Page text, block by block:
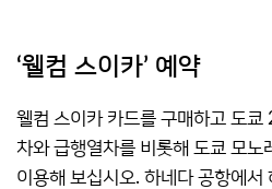
‘웰컴 스이카’ 예약
웰컴 스이카 카드를 구매하고 도쿄
차와 급행열차를 비롯해 도쿄 모노
이용해 보십시오. 하네다 공항에서